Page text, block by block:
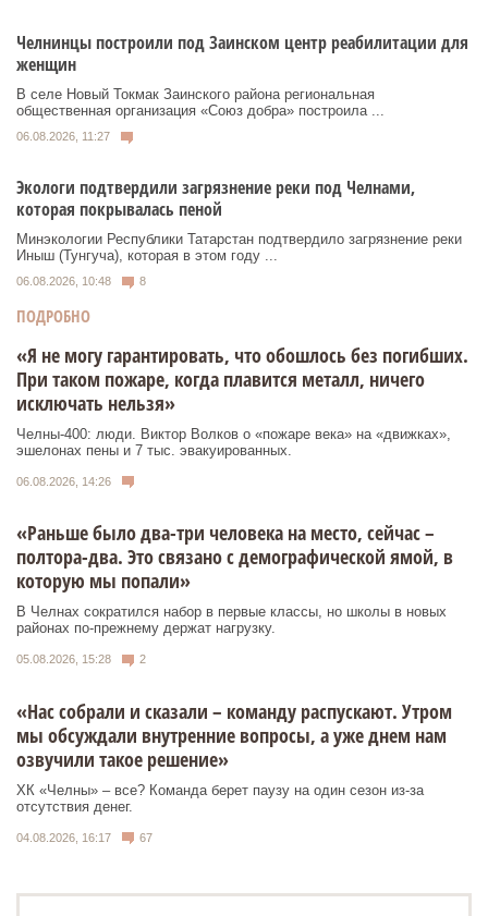
Челнинцы построили под Заинском центр реабилитации для
женщин
В селе Новый Токмак Заинского района региональная
общественная организация «Союз добра» построила ...
06.08.2026, 11:27
Экологи подтвердили загрязнение реки под Челнами,
которая покрывалась пеной
Минэкологии Республики Татарстан подтвердило загрязнение реки
Иныш (Тунгуча), которая в этом году ...
06.08.2026, 10:48 8
ПОДРОБНО
«Я не могу гарантировать, что обошлось без погибших.
При таком пожаре, когда плавится металл, ничего
исключать нельзя»
Челны-400: люди. Виктор Волков о «пожаре века» на «движках»,
эшелонах пены и 7 тыс. эвакуированных.
06.08.2026, 14:26
«Раньше было два-три человека на место, сейчас –
полтора-два. Это связано с демографической ямой, в
которую мы попали»
В Челнах сократился набор в первые классы, но школы в новых
районах по-прежнему держат нагрузку.
05.08.2026, 15:28 2
«Нас собрали и сказали – команду распускают. Утром
мы обсуждали внутренние вопросы, а уже днем нам
озвучили такое решение»
ХК «Челны» – все? Команда берет паузу на один сезон из-за
отсутствия денег.
04.08.2026, 16:17 67